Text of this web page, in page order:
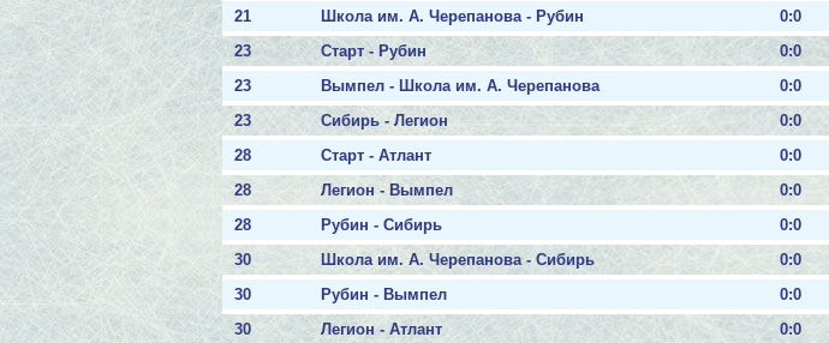
21 Школа им. А. Черепанова - Рубин 0:0
23 Старт - Рубин 0:0
23 Вымпел - Школа им. А. Черепанова 0:0
23 Сибирь - Легион 0:0
28 Старт - Атлант 0:0
28 Легион - Вымпел 0:0
28 Рубин - Сибирь 0:0
30 Школа им. А. Черепанова - Сибирь 0:0
30 Рубин - Вымпел 0:0
30 Легион - Атлант 0:0